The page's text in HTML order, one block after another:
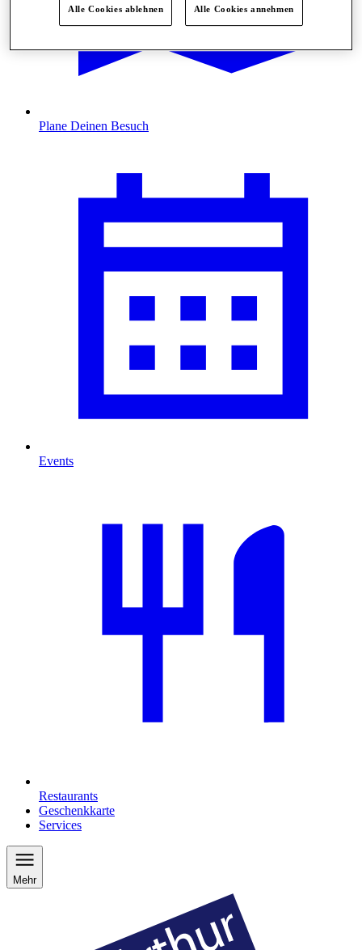
Plane Deinen Besuch
Events
Restaurants
Geschenkkarte
Services
Mehr
Alle Cookies ablehnen Alle Cookies annehmen